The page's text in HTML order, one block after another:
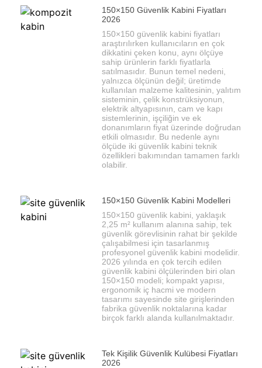
150×150 Güvenlik Kabini Fiyatları
2026
150×150 güvenlik kabini fiyatları
araştırılırken kullanıcıların en çok
dikkatini çeken konu, aynı ölçüye
sahip ürünlerin farklı fiyatlarla
satılmasıdır. Bunun temel nedeni,
yalnızca ölçünün değil; üretimde
kullanılan malzeme kalitesinin, yalıtım
sisteminin, çelik konstrüksiyonun,
elektrik altyapısının, cam ve kapı
sistemlerinin, işçiliğin ve ek
donanımların fiyat üzerinde doğrudan
etkili olmasıdır. Bu nedenle aynı
ölçüde iki güvenlik kabini teknik
özellikleri bakımından tamamen farklı
olabilir.
150×150 Güvenlik Kabini Modelleri
150×150 güvenlik kabini, yaklaşık
2,25 m² kullanım alanına sahip, tek
güvenlik görevlisinin rahat bir şekilde
çalışabilmesi için tasarlanmış
profesyonel güvenlik kabini modelidir.
2026 yılında en çok tercih edilen
güvenlik kabini ölçülerinden biri olan
150×150 modeli; kompakt yapısı,
ergonomik iç hacmi ve modern
tasarımı sayesinde site girişlerinden
fabrika güvenlik noktalarına kadar
birçok farklı alanda kullanılmaktadır.
Tek Kişilik Güvenlik Kulübesi Fiyatları
2026